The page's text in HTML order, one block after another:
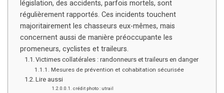
législation, des accidents, parfois mortels, sont
régulièrement rapportés. Ces incidents touchent
majoritairement les chasseurs eux-mêmes, mais
concernent aussi de manière préoccupante les
promeneurs, cyclistes et traileurs.
Victimes collatérales : randonneurs et traileurs en danger
Mesures de prévention et cohabitation sécurisée
Lire aussi
crédit photo : utrail